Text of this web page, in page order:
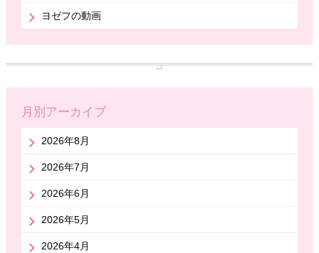
ヨゼフの動画
月別アーカイブ
2026年8月
2026年7月
2026年6月
2026年5月
2026年4月